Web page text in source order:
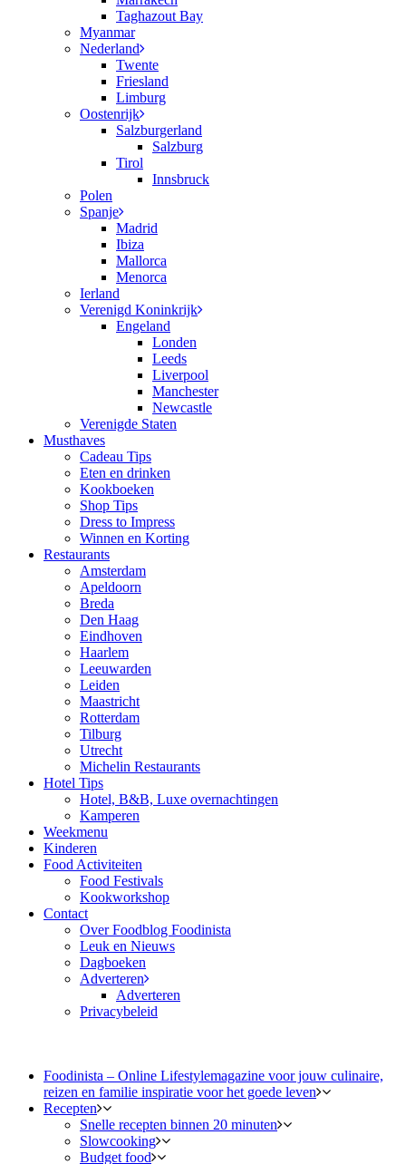
Taghazout Bay
Myanmar
Nederland
Twente
Friesland
Limburg
Oostenrijk
Salzburgerland
Salzburg
Tirol
Innsbruck
Polen
Spanje
Madrid
Ibiza
Mallorca
Menorca
Ierland
Verenigd Koninkrijk
Engeland
Londen
Leeds
Liverpool
Manchester
Newcastle
Verenigde Staten
Musthaves
Cadeau Tips
Eten en drinken
Kookboeken
Shop Tips
Dress to Impress
Winnen en Korting
Restaurants
Amsterdam
Apeldoorn
Breda
Den Haag
Eindhoven
Haarlem
Leeuwarden
Leiden
Maastricht
Rotterdam
Tilburg
Utrecht
Michelin Restaurants
Hotel Tips
Hotel, B&B, Luxe overnachtingen
Kamperen
Weekmenu
Kinderen
Food Activiteiten
Food Festivals
Kookworkshop
Contact
Over Foodblog Foodinista
Leuk en Nieuws
Dagboeken
Adverteren
Adverteren
Privacybeleid
Foodinista – Online Lifestylemagazine voor jouw culinaire,
reizen en familie inspiratie voor het goede leven
Recepten
Snelle recepten binnen 20 minuten
Slowcooking
Budget food